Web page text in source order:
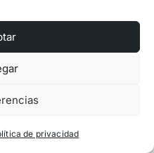
de privacidad
del servicio
de cookies (UE)